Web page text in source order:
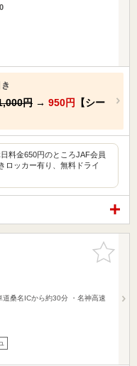
円 → 950円
【シー
料金650円のところJAF会員
ロッカー有り、無料ドライ
お気に入
りに追加
道桑名ICから約30分 ・名神高速